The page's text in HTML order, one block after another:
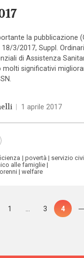
la pubblicazione
18­/3/­2017, Suppl.
di Assistenza
significativi
1 aprile 2017
povertà
servizio
alle famiglie
welfare
Pagina
1 Pagina
3 Pagina
4